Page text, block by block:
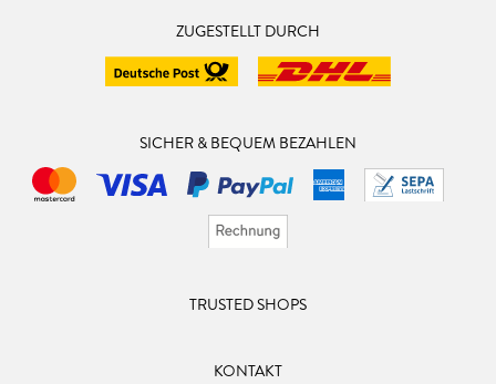
ZUGESTELLT DURCH
SICHER & BEQUEM BEZAHLEN
TRUSTED SHOPS
KONTAKT